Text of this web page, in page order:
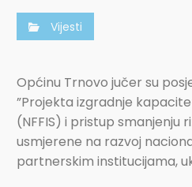
Vijesti
Općinu Trnovo jučer su
”Projekta izgradnje
(NFFIS) i pristup smanjenju
usmjerene na razvoj
partnerskim institucijama,